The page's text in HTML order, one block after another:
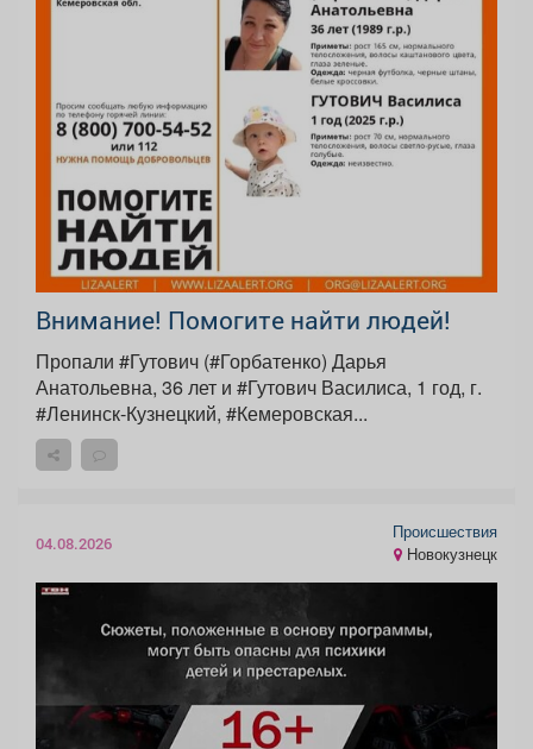
Внимание! Помогите найти людей!
Пропали #Гутович (#Горбатенко) Дарья
Анатольевна, 36 лет и #Гутович Василиса, 1 год, г.
#Ленинск-Кузнецкий, #Кемеровская...
04.08.2026
Происшествия
Новокузнецк